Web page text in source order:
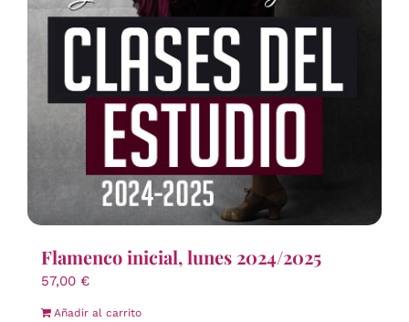
Flamenco inicial, lunes 2024/2025
57,00 €
Añadir al carrito